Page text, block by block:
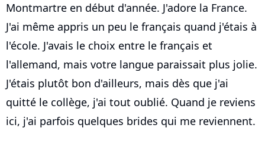
Montmartre en début d'année. J'adore la France.
J'ai même appris un peu le français quand j'étais à
l'école. J'avais le choix entre le français et
l'allemand, mais votre langue paraissait plus jolie.
J'étais plutôt bon d'ailleurs, mais dès que j'ai
quitté le collège, j'ai tout oublié. Quand je reviens
ici, j'ai parfois quelques brides qui me reviennent.